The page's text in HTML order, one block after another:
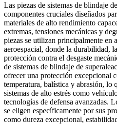
Las piezas de sistemas de blindaje
componentes cruciales diseñados
materiales de alto rendimiento
extremas, tensiones mecánicas y
piezas se utilizan principalmente en
aeroespacial, donde la durabilidad,
protección contra el desgaste
de sistemas de blindaje de
ofrecer una protección excepcional
temperatura, balística y abrasión, lo
sistemas de alto estrés como
tecnologías de defensa avanzadas.
se eligen específicamente por sus
como dureza excepcional,